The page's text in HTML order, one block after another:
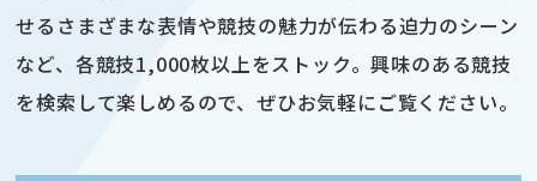
せるさまざまな表情や競技の魅力が伝わる迫力のシーン
など、各競技1,000枚以上をストック。興味のある競技
を検索して楽しめるので、ぜひお気軽にご覧ください。